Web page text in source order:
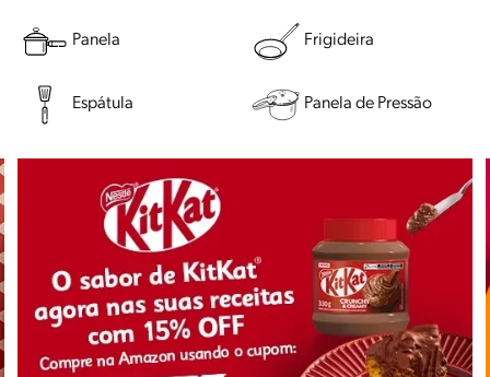
Panela Frigideira
Espátula Panela de Pressão